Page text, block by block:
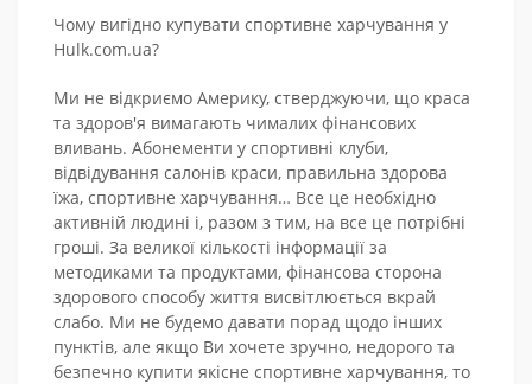
Чому вигідно купувати спортивне харчування у
Hulk.com.ua?
Ми не відкриємо Америку, стверджуючи, що краса
та здоров'я вимагають чималих фінансових
вливань. Абонементи у спортивні клуби,
відвідування салонів краси, правильна здорова
їжа, спортивне харчування… Все це необхідно
активній людині і, разом з тим, на все це потрібні
гроші. За великої кількості інформації за
методиками та продуктами, фінансова сторона
здорового способу життя висвітлюється вкрай
слабо. Ми не будемо давати порад щодо інших
пунктів, але якщо Ви хочете зручно, недорого та
безпечно купити якісне спортивне харчування, то